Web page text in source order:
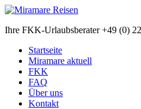
Ihre FKK-Urlaubsberater +49 (0)
Startseite
Miramare aktuell
FKK
FAQ
Über uns
Kontakt